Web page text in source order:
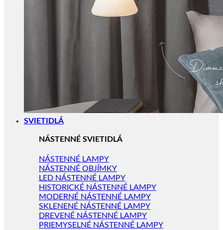
SVIETIDLÁ
NÁSTENNÉ SVIETIDLÁ
NÁSTENNÉ LAMPY
NÁSTENNÉ OBJÍMKY
LED NÁSTENNÉ LAMPY
HISTORICKÉ NÁSTENNÉ LAMPY
MODERNÉ NÁSTENNÉ LAMPY
SKLENENÉ NÁSTENNÉ LAMPY
DREVENÉ NÁSTENNÉ LAMPY
PRIEMYSELNÉ NÁSTENNÉ LAMPY